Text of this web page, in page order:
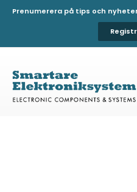
Prenumerera på tips och